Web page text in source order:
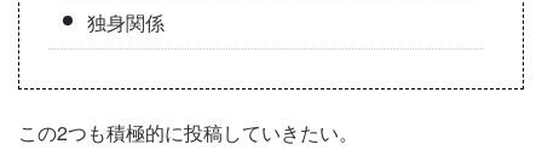
独身関係
この2つも積極的に投稿していきたい。